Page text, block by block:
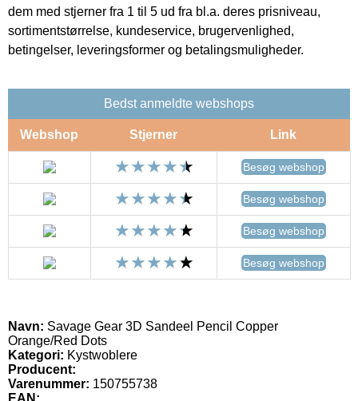
dem med stjerner fra 1 til 5 ud fra bl.a. deres prisniveau,
sortimentstørrelse, kundeservice, brugervenlighed,
betingelser, leveringsformer og betalingsmuligheder.
Bedst anmeldte webshops
Webshop Stjerner Link
Besøg webshop
Besøg webshop
Besøg webshop
Besøg webshop
Navn: Savage Gear 3D Sandeel Pencil Copper
Orange/Red Dots
Kategori: Kystwoblere
Producent:
Varenummer: 150755738
EAN: